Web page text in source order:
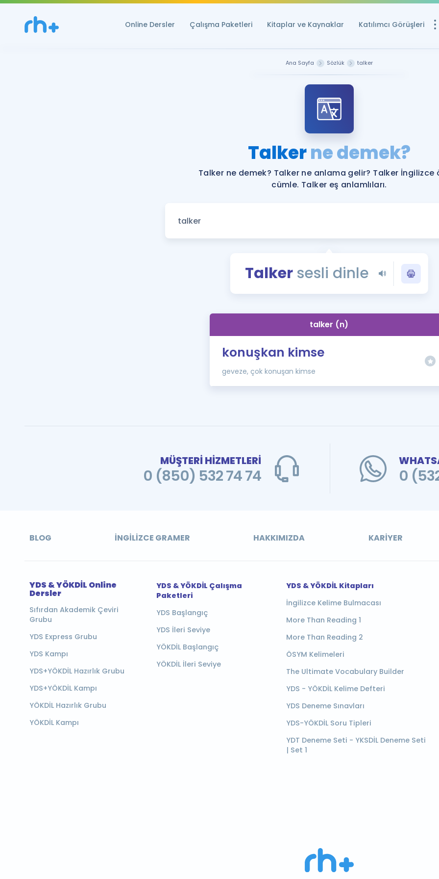
Online Dersler Çalışma Paketleri Kitaplar ve Kaynaklar Katılımcı Görüşleri
YDS ve YÖKDİL
Rehberlik Aracı
YDS ve YÖKDİL'e
Tüm ÖSYM
YDS - YÖKDİL
İngilizce Gramer
Ana Sayfa Sözlük talker
Talkerne demek?
Talker ne demek? Talker ne anlama gelir? Talker İngilizce
cümle. Talker eş anlamlıları.
Talkersesli dinle
talker (n)
konuşkan kimse
geveze, çok konuşan kimse
MÜŞTERİ HİZMETLERİ
0 (850) 532 74 74 0
BLOG İNGILIZCE GRAMER HAKKIMIZDA KARIYER
YDS & YÖKDİL Online
Dersler
Sıfırdan Akademik Çeviri
Grubu
YDS Express Grubu
YDS Kampı
YDS+YÖKDİL Hazırlık Grubu
YDS+YÖKDİL Kampı
YÖKDİL Hazırlık Grubu
YÖKDİL Kampı
YDS & YÖKDİL Çalışma
Paketleri
YDS Başlangıç
YDS İleri Seviye
YÖKDİL Başlangıç
YÖKDİL İleri Seviye
YDS & YÖKDİL Kitapları
İngilizce Kelime Bulmacası
More Than Reading 1
More Than Reading 2
ÖSYM Kelimeleri
The Ultimate Vocabulary Builder
YDS - YÖKDİL Kelime Defteri
YDS Deneme Sınavları
YDS-YÖKDİL Soru Tipleri
YDT Deneme Seti - YKSDİL Deneme Seti
| Set 1